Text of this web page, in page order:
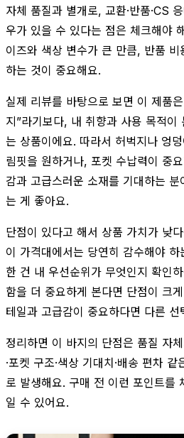
자체 품질과 별개로, 교환·반품·CS
우가 있을 수 있다는 점은 체크해야
이즈와 색상 변수가 큰 만큼, 반품
하는 것이 중요해요.
실제 리뷰를 바탕으로 보면 이 제품
지”라기보다, 내 취향과 사용 목적이
는 상품이에요. 따라서 허벅지나 엉
림핏을 원하거나, 포켓 수납력이 중
감과 고급스러운 소재를 기대하는
는 게 좋아요.
단점이 있다고 해서 상품 가치가 낮
이 가격대에서는 당연히 감수해야
한 건 내 우선순위가 무엇인지 확인
함을 더 중요하게 본다면 단점이 크
테일과 고급감이 중요하다면 다른
정리하면 이 바지의 단점은 품질 자
·포켓 구조·색상 기대치·배송 편차
로 발생해요. 구매 전 이런 포인트를
일 수 있어요.